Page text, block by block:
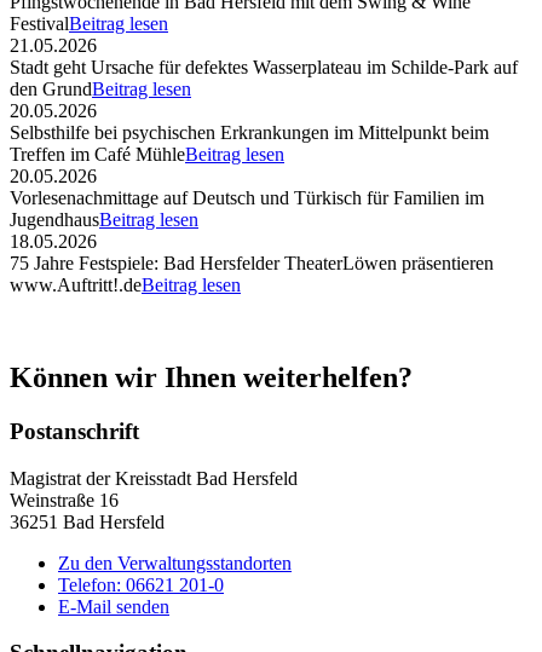
FestivalBeitrag lesen
21.05.2026
Stadt geht Ursache für defektes Wasserplateau im Schilde-Park auf
den GrundBeitrag lesen
20.05.2026
Selbsthilfe bei psychischen Erkrankungen im Mittelpunkt beim
Treffen im Café MühleBeitrag lesen
20.05.2026
Vorlesenachmittage auf Deutsch und Türkisch für Familien im
JugendhausBeitrag lesen
18.05.2026
75 Jahre Festspiele: Bad Hersfelder TheaterLöwen präsentieren
www.Auftritt!.deBeitrag lesen
Können wir Ihnen weiterhelfen?
Postanschrift
Magistrat der Kreisstadt Bad Hersfeld
Weinstraße 16
36251 Bad Hersfeld
Zu den Verwaltungsstandorten
Telefon: 06621 201-0
E-Mail senden